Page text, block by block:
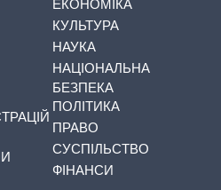
ЕКОНОМІКА
КУЛЬТУРА
НАУКА
НАЦІОНАЛЬНА
БЕЗПЕКА
ПОЛІТИКА
ПРАВО
СУСПІЛЬСТВО
ФІНАНСИ